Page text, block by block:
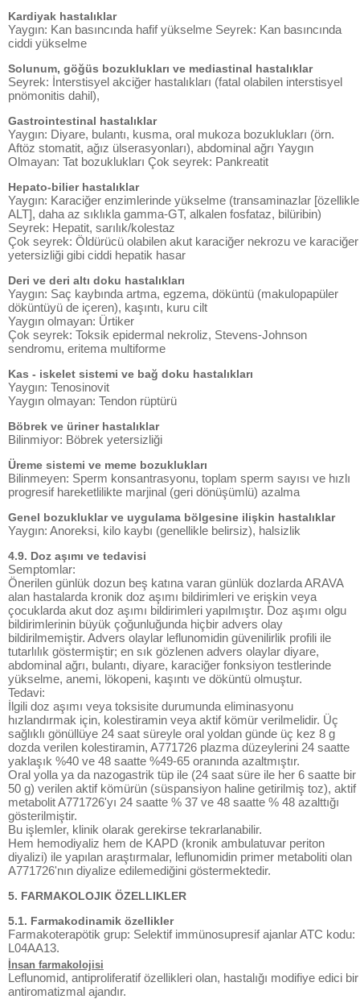
Kardiyak hastalıklar
Yaygın: Kan basıncında hafif yükselme Seyrek: Kan basıncında
ciddi yükselme
Solunum, göğüs bozuklukları ve mediastinal hastalıklar
Seyrek: İnterstisyel akciğer hastalıkları (fatal olabilen interstisyel
pnömonitis dahil),
Gastrointestinal hastalıklar
Yaygın: Diyare, bulantı, kusma, oral mukoza bozuklukları (örn.
Aftöz stomatit, ağız ülserasyonları), abdominal ağrı Yaygın
Olmayan: Tat bozuklukları Çok seyrek: Pankreatit
Hepato-bilier hastalıklar
Yaygın: Karaciğer enzimlerinde yükselme (transaminazlar [özellikle
ALT], daha az sıklıkla gamma-GT, alkalen fosfataz, bilüribin)
Seyrek: Hepatit, sarılık/kolestaz
Çok seyrek: Öldürücü olabilen akut karaciğer nekrozu ve karaciğer
yetersizliği gibi ciddi hepatik hasar
Deri ve deri altı doku hastalıkları
Yaygın: Saç kaybında artma, egzema, döküntü (makulopapüler
döküntüyü de içeren), kaşıntı, kuru cilt
Yaygın olmayan: Ürtiker
Çok seyrek: Toksik epidermal nekroliz, Stevens-Johnson
sendromu, eritema multiforme
Kas - iskelet sistemi ve bağ doku hastalıkları
Yaygın: Tenosinovit
Yaygın olmayan: Tendon rüptürü
Böbrek ve üriner hastalıklar
Bilinmiyor: Böbrek yetersizliği
Üreme sistemi ve meme bozuklukları
Bilinmeyen: Sperm konsantrasyonu, toplam sperm sayısı ve hızlı
progresif hareketlilikte marjinal (geri dönüşümlü) azalma
Genel bozukluklar ve uygulama bölgesine ilişkin hastalıklar
Yaygın: Anoreksi, kilo kaybı (genellikle belirsiz), halsizlik
4.9. Doz aşımı ve tedavisi
Semptomlar:
Önerilen günlük dozun beş katına varan günlük dozlarda ARAVA
alan hastalarda kronik doz aşımı bildirimleri ve erişkin veya
çocuklarda akut doz aşımı bildirimleri yapılmıştır. Doz aşımı olgu
bildirimlerinin büyük çoğunluğunda hiçbir advers olay
bildirilmemiştir. Advers olaylar leflunomidin güvenilirlik profili ile
tutarlılık göstermiştir; en sık gözlenen advers olaylar diyare,
abdominal ağrı, bulantı, diyare, karaciğer fonksiyon testlerinde
yükselme, anemi, lökopeni, kaşıntı ve döküntü olmuştur.
Tedavi:
İlgili doz aşımı veya toksisite durumunda eliminasyonu
hızlandırmak için, kolestiramin veya aktif kömür verilmelidir. Üç
sağlıklı gönüllüye 24 saat süreyle oral yoldan günde üç kez 8 g
dozda verilen kolestiramin, A771726 plazma düzeylerini 24 saatte
yaklaşık %40 ve 48 saatte %49-65 oranında azaltmıştır.
Oral yolla ya da nazogastrik tüp ile (24 saat süre ile her 6 saatte bir
50 g) verilen aktif kömürün (süspansiyon haline getirilmiş toz), aktif
metabolit A771726'yı 24 saatte % 37 ve 48 saatte % 48 azalttığı
gösterilmiştir.
Bu işlemler, klinik olarak gerekirse tekrarlanabilir.
Hem hemodiyaliz hem de KAPD (kronik ambulatuvar periton
diyalizi) ile yapılan araştırmalar, leflunomidin primer metaboliti olan
A771726'nın diyalize edilemediğini göstermektedir.
5. FARMAKOLOJIK ÖZELLIKLER
5.1. Farmakodinamik özellikler
Farmakoterapötik grup: Selektif immünosupresif ajanlar ATC kodu:
L04AA13.
İnsan farmakolojisi
Leflunomid, antiproliferatif özellikleri olan, hastalığı modifiye edici bir
antiromatizmal ajandır.